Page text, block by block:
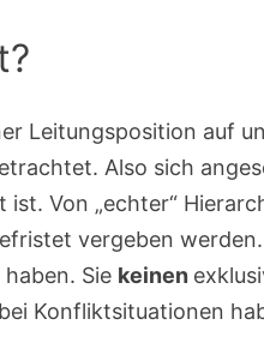
Leitungsposition auf
Also sich
ist. Von „echter“
vergeben
Sie keinen
Konfliktsituationen